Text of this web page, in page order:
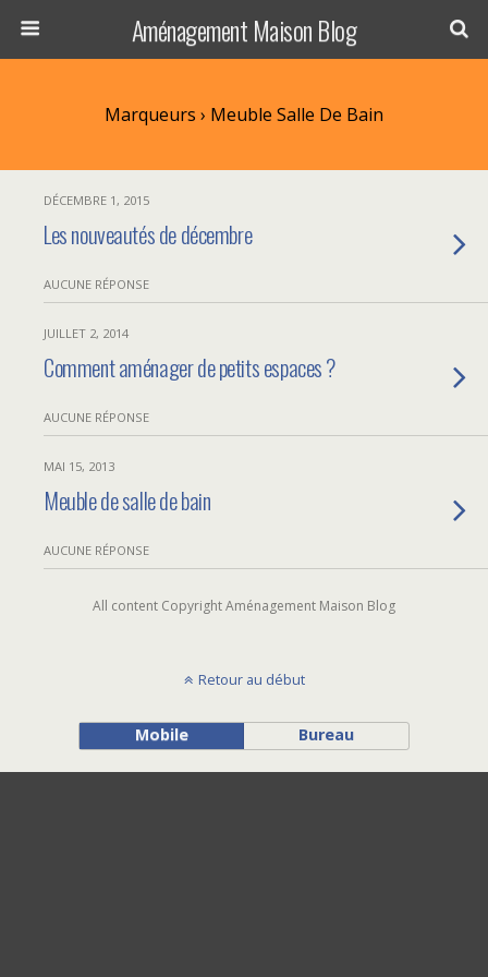
Aménagement Maison Blog
Marqueurs › Meuble Salle De Bain
DÉCEMBRE 1, 2015
Les nouveautés de décembre
AUCUNE RÉPONSE
JUILLET 2, 2014
Comment aménager de petits espaces ?
AUCUNE RÉPONSE
MAI 15, 2013
Meuble de salle de bain
AUCUNE RÉPONSE
All content Copyright Aménagement Maison Blog
Retour au début
Mobile Bureau